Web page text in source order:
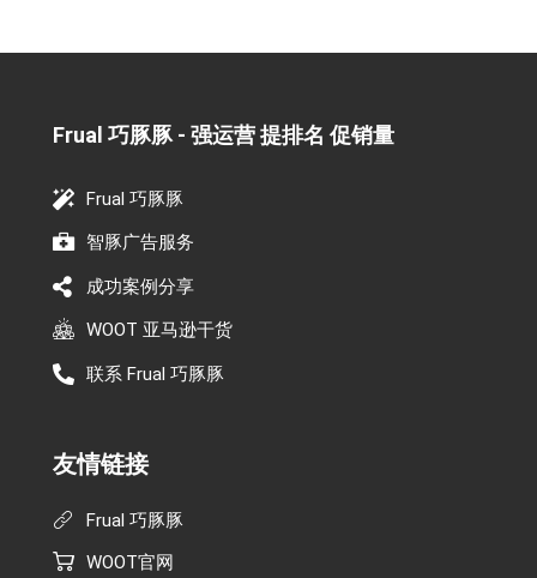
Frual 巧豚豚 - 强运营 提排名 促销量​
Frual 巧豚豚
智豚广告服务
成功案例分享
WOOT 亚马逊干货
联系 Frual 巧豚豚
友情链接
Frual 巧豚豚
WOOT官网